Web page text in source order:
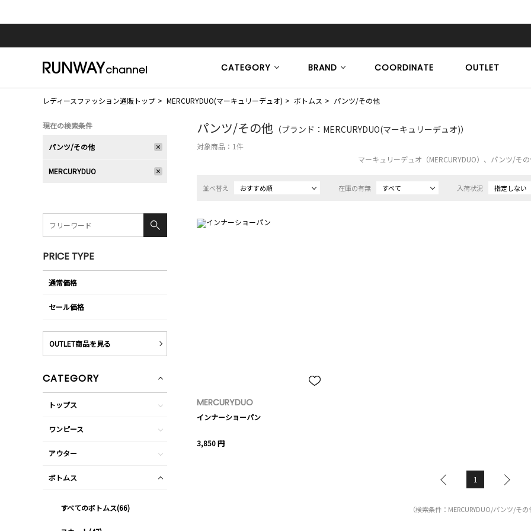
CATEGORY BRAND COORDINATE OUTLET
レディースファッション通販トップ MERCURYDUO(マーキュリーデュオ) ボトムス パンツ/その他
パンツ/その他 （ブランド：MERCURYDUO(マーキュリーデュオ)）
対象商品： 1件
マーキュリーデュオ（MERCURYDUO）、パンツ/そ
並べ替え おすすめ順 在庫の有無 すべて 入荷状況 指定しない
MERCURYDUO
インナーショーパン
3,850 円
1
（検索条件：MERCURYDUO/パンツ/その
現在の検索条件
パンツ/その他
MERCURYDUO
PRICE TYPE
通常価格
セール価格
OUTLET商品を見る
CATEGORY
トップス
ワンピース
アウター
ボトムス
すべてのボトムス(66)